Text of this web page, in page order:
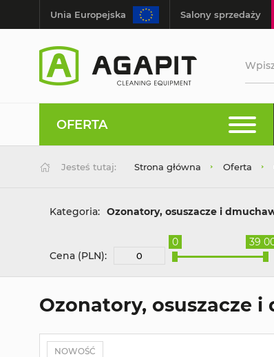
Unia Europejska Salony sprzedaży
OFERTA
Jesteś tutaj: Strona główna Oferta
Kategoria: Ozonatory, osuszacze i
Cena (PLN):
0 39
Ozonatory, osuszacze i
NOWOŚĆ